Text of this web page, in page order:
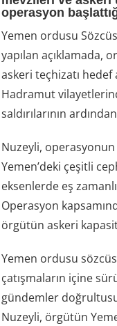
operasyon
Yemen ordusu
yapılan açıklamada,
askeri teçhizatı
Hadramut
saldırılarının
Nuzeyli, operasyonun
Yemen’deki çeşitli
eksenlerde eş
Operasyon
örgütün askeri
Yemen ordusu
çatışmaların içine
gündemler
Nuzeyli, örgütün